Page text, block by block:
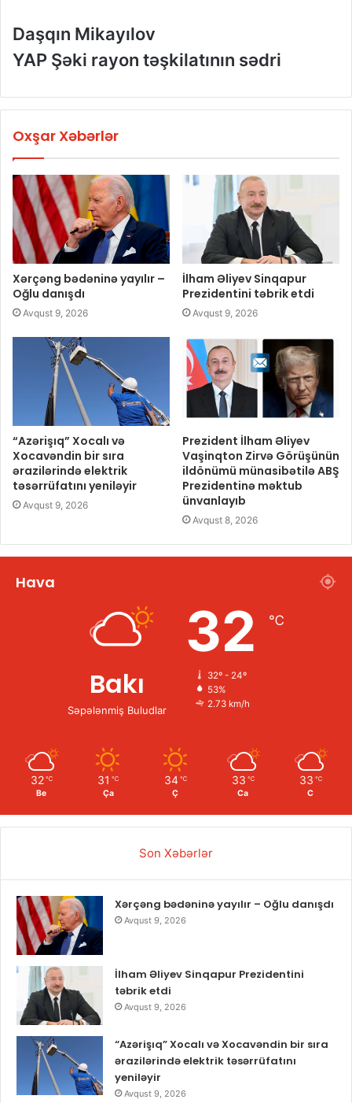
Daşqın Mikayılov
YAP Şəki rayon təşkilatının sədri
Oxşar Xəbərlər
Xərçəng bədəninə yayılır –
Oğlu danışdı
Avqust 9, 2026
İlham Əliyev Sinqapur
Prezidentini təbrik etdi
Avqust 9, 2026
“Azərişıq” Xocalı və
Xocavəndin bir sıra
ərazilərində elektrik
təsərrüfatını yeniləyir
Avqust 9, 2026
Prezident İlham Əliyev
Vaşinqton Zirvə Görüşünün
ildönümü münasibətilə ABŞ
Prezidentinə məktub
ünvanlayıb
Avqust 8, 2026
Hava
Bakı
Səpələnmiş Buludlar
32 ℃
32º - 24º
53%
2.73 km/h
32 ℃
Be
31 ℃
Ça
34 ℃
Ç
33 ℃
Ca
33 ℃
C
Son Xəbərlər
Xərçəng bədəninə yayılır – Oğlu danışdı
Avqust 9, 2026
İlham Əliyev Sinqapur Prezidentini
təbrik etdi
Avqust 9, 2026
“Azərişıq” Xocalı və Xocavəndin bir sıra
ərazilərində elektrik təsərrüfatını
yeniləyir
Avqust 9, 2026